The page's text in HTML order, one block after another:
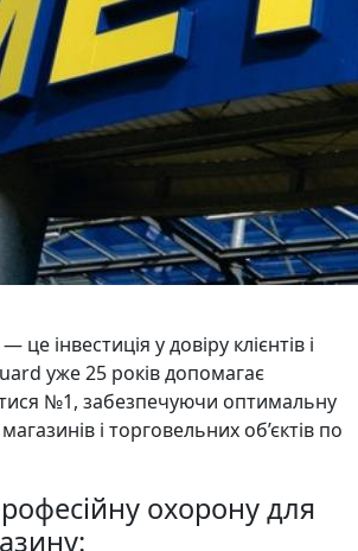
це інвестиція у довіру клієнтів і
уже 25 років допомагає
№1, забезпечуючи оптимальну
і торговельних об’єктів по
охорону для